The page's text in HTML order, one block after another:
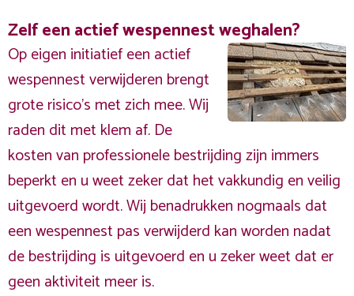
Zelf een actief wespennest weghalen?
Op eigen initiatief een actief
wespennest verwijderen brengt
grote risico’s met zich mee. Wij
raden dit met klem af. De
kosten van professionele bestrijding zijn immers
beperkt en u weet zeker dat het vakkundig en veilig
uitgevoerd wordt. Wij benadrukken nogmaals dat
een wespennest pas verwijderd kan worden nadat
de bestrijding is uitgevoerd en u zeker weet dat er
geen aktiviteit meer is.